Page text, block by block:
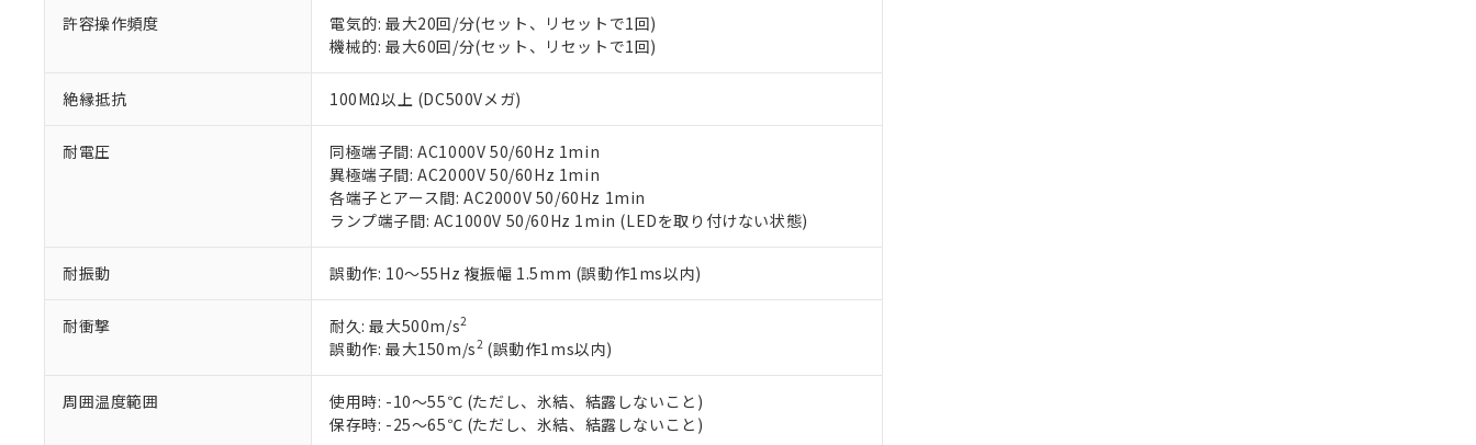
許容操作頻度
電気的: 最大20回/分(セット、リセットで1回)
機械的: 最大60回/分(セット、リセットで1回)
絶縁抵抗 100MΩ以上 (DC500Vメガ)
耐電圧
同極端子間: AC1000V 50/60Hz 1min
異極端子間: AC2000V 50/60Hz 1min
各端子とアース間: AC2000V 50/60Hz 1min
ランプ端子間: AC1000V 50/60Hz 1min (LEDを取り付けない状態)
耐振動 誤動作: 10～55Hz 複振幅 1.5mm (誤動作1ms以内)
耐衝撃 耐久: 最大500m/s2
誤動作: 最大150m/s2(誤動作1ms以内)
周囲温度範囲
使用時: -10～55℃ (ただし、氷結、結露しないこと)
保存時: -25～65℃ (ただし、氷結、結露しないこと)
本サービスは、当社制御機器事業取扱商品の当社在庫状況および標準価格(税抜)を提供させていただ
くものです。
在庫状況および標準価格照会結果は、記載している更新日時点での社内データに基づき作成されるも
のであり、閲覧された時点での実際の在庫および標準価格とは異なる場合があることをご了承くださ
正式な納期状況および標準価格はお客様のお取引先、またはお客様担当のオムロン制御機器販売店・
当社販売員にご相談ください。
オムロン制御機器販売店や当社販売拠点は「
在庫状況および標準価格結果を当社の事前の承諾なく第三者に漏洩または開示しないようお願いしま
す。
マイパーツ機能（部品リスト作成サービス）をご利用いただくには、I-Webメンバーズにご登録され
ている必要があります。
お客様が当ウェブサイト上で当社にご登録された部品リストについて、当社および当社の共同利用者
が、当社の製品・サービスに関するお客様との取引・商談に必要な範囲で利用することをご了承くだ
いる法人を指します。
*EU RoHS指令（10物質）：
鉛(Pb) 1000ppm以下、 水銀(Hg) 1000ppm以下、 カドミウム(Cd) 100ppm以下、
六価クロム(Cr(Ⅵ)) 1000ppm以下、ポリ臭化ビフェニル類(PBB) 1000ppm以下、ポリ臭化ジフェニルエーテル類(PBDE) 1000ppm以下、
フタル酸ビス(2-エチルヘキシル) (DEHP)(別名：DOP) 1000ppm以下、フタル酸ブチルベンジル（BBP） 1000ppm以下、フタル酸ジブチ
但し、RoHS指令で産業用監視および制御機器に対する適用除外項目は除く。
※2 対応予定月
部品在庫の切り替え状況などにより、予定月が前後することがあります。
※3 非含有証明書ダウンロード
EU RoHS指令（10物質）の非含有証明書
51物質の非含有証明書（当社基準）
「×」：最大均質材料含有率が中国RoHSの基準値を超えていることを示します。
「－」：未確認です。当社販売部門へお問い合わせください。
Pb(鉛) :1000ppm、 Hg(水銀) : 1000ppm、 Cd(カドミウム) : 100ppm、
Cr(Ⅵ)(六価クロム) : 1000ppm、 PBBs(ポリ臭化ビフェニル類) : 1000ppm、 PBDEs(ポリ臭化ジフェニルエーテル類) : 1000ppm、
DBP(フタル酸ジブチル) : 1000ppm、 DIBP(フタル酸ジイソブチル) : 1000ppm、 BBP(フタル酸ブチルベンジル) : 1000ppm、
DEHP(フタル酸ビス(2-エチルヘキシル)) : 1000ppm
※2 環境保護使用期限
「10」：通常の使用状況下において有害物質が外部に漏えいし、環境に深刻な影響を及ぼさない年数を意
味します。
「－」：未確認です。当社販売部門へお問い合わせください。
当社は、これら貴社製品のうち、外国為替および外国貿易法に定める商品（以下｢規制貨物等」とい
う）を輸出または国外への提供する場合は、日本国政府の輸出許可(または役務取引許可)を取得する
などの必要な手続きをとります。
当社は規制貨物を破棄する場合は、完全に破砕するなど、違法に輸出されないよう必要な手段を講じ
ます。
置等に一切使用いたしません。
当社は、貴社製品を第三者に販売する場合は、上記1、2および3の内容を当該第三者に通知します。
また当社は、販売先および販売に係わる関係者が違法に輸出するおそれがある場合は、取り引きをい
たしません。
合意する
記
号
説明
○ 一定数以上の在庫あり
△ 一定数には満たないが在庫あり
－
在庫なし(最新の在庫状況については、お客様のお取引先、またはお客様担当のオムロン制御
白